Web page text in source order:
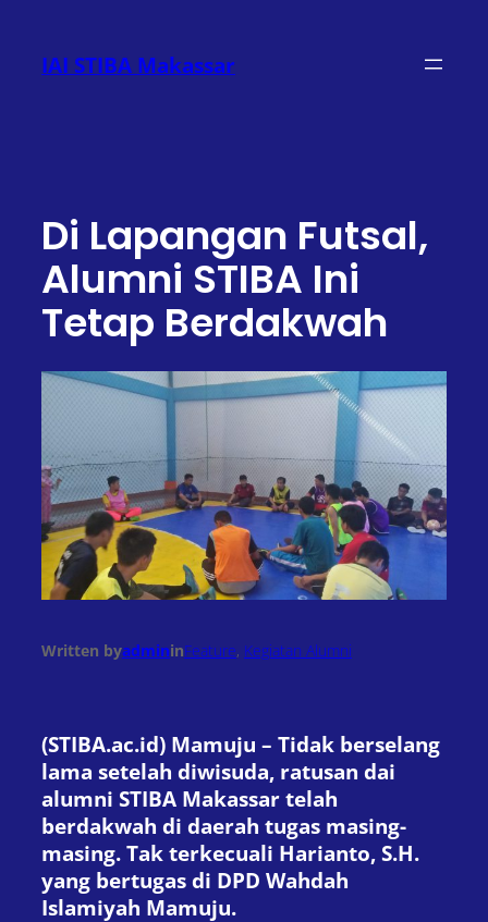
konten
IAI STIBA Makassar
Di Lapangan Futsal,
Alumni STIBA Ini
Tetap Berdakwah
Written byadmininFeature, Kegiatan Alumni
(STIBA.ac.id) Mamuju – Tidak berselang
lama setelah diwisuda, ratusan dai
alumni STIBA Makassar telah
berdakwah di daerah tugas masing-
masing. Tak terkecuali Harianto, S.H.
yang bertugas di DPD Wahdah
Islamiyah Mamuju.